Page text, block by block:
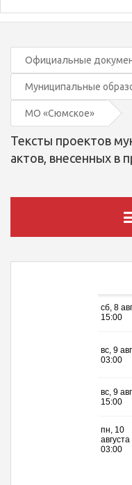
Официальные
Муниципальные
МО «Сюмское»
Тексты проектов
актов, внесенных в